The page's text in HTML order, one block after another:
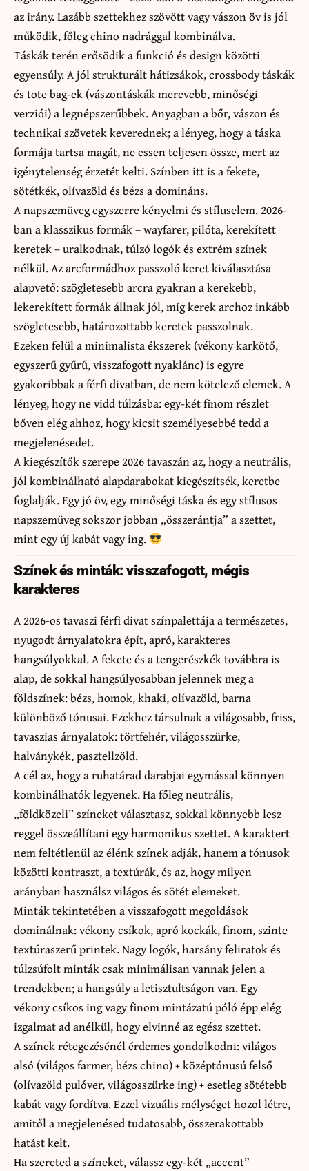
az irány. Lazább szettekhez szövött vagy vászon öv is jól
működik, főleg chino nadrággal kombinálva.
Táskák terén erősödik a funkció és design közötti
egyensúly. A jól strukturált hátizsákok, crossbody táskák
és tote bag-ek (vászontáskák merevebb, minőségi
verziói) a legnépszerűbbek. Anyagban a bőr, vászon és
technikai szövetek keverednek; a lényeg, hogy a táska
formája tartsa magát, ne essen teljesen össze, mert az
igénytelenség érzetét kelti. Színben itt is a fekete,
sötétkék, olívazöld és bézs a domináns.
A napszemüveg egyszerre kényelmi és stíluselem. 2026-
ban a klasszikus formák – wayfarer, pilóta, kerekített
keretek – uralkodnak, túlzó logók és extrém színek
nélkül. Az arcformádhoz passzoló keret kiválasztása
alapvető: szögletesebb arcra gyakran a kerekebb,
lekerekített formák állnak jól, míg kerek archoz inkább
szögletesebb, határozottabb keretek passzolnak.
Ezeken felül a minimalista ékszerek (vékony karkötő,
egyszerű gyűrű, visszafogott nyaklánc) is egyre
gyakoribbak a férfi divatban, de nem kötelező elemek. A
lényeg, hogy ne vidd túlzásba: egy-két finom részlet
bőven elég ahhoz, hogy kicsit személyesebbé tedd a
megjelenésedet.
A kiegészítők szerepe 2026 tavaszán az, hogy a neutrális,
jól kombinálható alapdarabokat kiegészítsék, keretbe
foglalják. Egy jó öv, egy minőségi táska és egy stílusos
napszemüveg sokszor jobban „összerántja” a szettet,
mint egy új kabát vagy ing.
Színek és minták: visszafogott, mégis
karakteres
A 2026-os tavaszi férfi divat színpalettája a természetes,
nyugodt árnyalatokra épít, apró, karakteres
hangsúlyokkal. A fekete és a tengerészkék továbbra is
alap, de sokkal hangsúlyosabban jelennek meg a
földszínek: bézs, homok, khaki, olívazöld, barna
különböző tónusai. Ezekhez társulnak a világosabb, friss,
tavaszias árnyalatok: törtfehér, világosszürke,
halványkék, pasztellzöld.
A cél az, hogy a ruhatárad darabjai egymással könnyen
kombinálhatók legyenek. Ha főleg neutrális,
„földközeli” színeket választasz, sokkal könnyebb lesz
reggel összeállítani egy harmonikus szettet. A karaktert
nem feltétlenül az élénk színek adják, hanem a tónusok
közötti kontraszt, a textúrák, és az, hogy milyen
arányban használsz világos és sötét elemeket.
Minták tekintetében a visszafogott megoldások
dominálnak: vékony csíkok, apró kockák, finom, szinte
textúraszerű printek. Nagy logók, harsány feliratok és
túlzsúfolt minták csak minimálisan vannak jelen a
trendekben; a hangsúly a letisztultságon van. Egy
vékony csíkos ing vagy finom mintázatú póló épp elég
izgalmat ad anélkül, hogy elvinné az egész szettet.
A színek rétegezésénél érdemes gondolkodni: világos
alsó (világos farmer, bézs chino) + középtónusú felső
(olívazöld pulóver, világosszürke ing) + esetleg sötétebb
kabát vagy fordítva. Ezzel vizuális mélységet hozol létre,
amitől a megjelenésed tudatosabb, összerakottabb
hatást kelt.
Ha szereted a színeket, válassz egy-két „accent”